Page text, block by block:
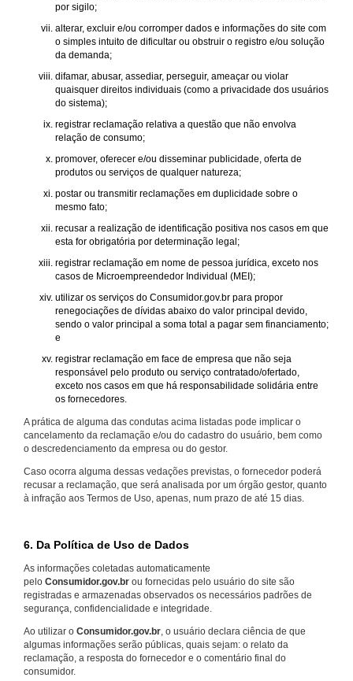
por sigilo;
alterar, excluir e/ou corromper dados e informações do site com
o simples intuito de dificultar ou obstruir o registro e/ou solução
da demanda;
difamar, abusar, assediar, perseguir, ameaçar ou violar
quaisquer direitos individuais (como a privacidade dos usuários
do sistema);
registrar reclamação relativa a questão que não envolva
relação de consumo;
promover, oferecer e/ou disseminar publicidade, oferta de
produtos ou serviços de qualquer natureza;
postar ou transmitir reclamações em duplicidade sobre o
mesmo fato;
recusar a realização de identificação positiva nos casos em que
esta for obrigatória por determinação legal;
registrar reclamação em nome de pessoa jurídica, exceto nos
casos de Microempreendedor Individual (MEI);
utilizar os serviços do Consumidor.gov.br para propor
renegociações de dívidas abaixo do valor principal devido,
sendo o valor principal a soma total a pagar sem financiamento;
e
registrar reclamação em face de empresa que não seja
responsável pelo produto ou serviço contratado/ofertado,
exceto nos casos em que há responsabilidade solidária entre
os fornecedores.
A prática de alguma das condutas acima listadas pode implicar o
cancelamento da reclamação e/ou do cadastro do usuário, bem como
o descredenciamento da empresa ou do gestor.
Caso ocorra alguma dessas vedações previstas, o fornecedor poderá
recusar a reclamação, que será analisada por um órgão gestor, quanto
à infração aos Termos de Uso, apenas, num prazo de até 15 dias.
6. Da Política de Uso de Dados
As informações coletadas automaticamente
pelo Consumidor.gov.br ou fornecidas pelo usuário do site são
registradas e armazenadas observados os necessários padrões de
segurança, confidencialidade e integridade.
Ao utilizar o Consumidor.gov.br , o usuário declara ciência de que
algumas informações serão públicas, quais sejam: o relato da
reclamação, a resposta do fornecedor e o comentário final do
consumidor.